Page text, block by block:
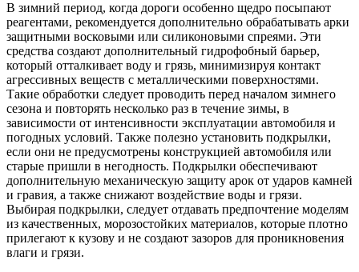
В зимний период, когда дороги особенно щедро посыпают
реагентами, рекомендуется дополнительно обрабатывать арки
защитными восковыми или силиконовыми спреями. Эти
средства создают дополнительный гидрофобный барьер,
который отталкивает воду и грязь, минимизируя контакт
агрессивных веществ с металлическими поверхностями.
Такие обработки следует проводить перед началом зимнего
сезона и повторять несколько раз в течение зимы, в
зависимости от интенсивности эксплуатации автомобиля и
погодных условий. Также полезно установить подкрылки,
если они не предусмотрены конструкцией автомобиля или
старые пришли в негодность. Подкрылки обеспечивают
дополнительную механическую защиту арок от ударов камней
и гравия, а также снижают воздействие воды и грязи.
Выбирая подкрылки, следует отдавать предпочтение моделям
из качественных, морозостойких материалов, которые плотно
прилегают к кузову и не создают зазоров для проникновения
влаги и грязи.